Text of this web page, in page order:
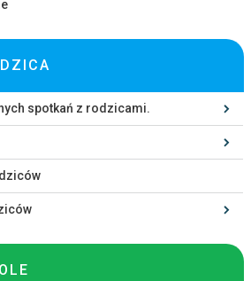
spotkań z rodzicami.